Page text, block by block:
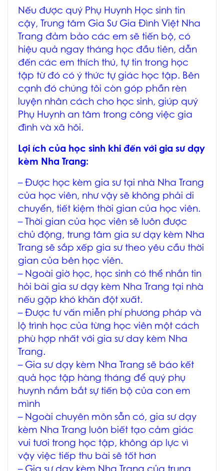
Nếu được quý Phụ Huynh Học sinh tin
cậy, Trung tâm Gia Sư Gia Đình Việt Nha
Trang đảm bảo các em sẽ tiến bộ, có
hiệu quả ngay tháng học đầu tiên, dẫn
đến các em thích thú, tự tin trong học
tập từ đó có ý thức tự giác học tập. Bên
cạnh đó chúng tôi còn góp phần rèn
luyện nhân cách cho học sinh, giúp quý
Phụ Huynh an tâm trong công việc gia
đình và xã hôi.
Lợi ích của học sinh khi đến với gia sư dạy
kèm Nha Trang:
– Được học kèm gia sư tại nhà Nha Trang
của học viên, như vậy sẽ không phải di
chuyển, tiết kiệm thời gian của học viên.
– Thời gian của học viên sẽ luôn được
chủ động, trung tâm gia sư dạy kèm Nha
Trang sẽ sắp xếp gia sư theo yêu cầu thời
gian của bên học viên.
– Ngoài giờ học, học sinh có thể nhắn tin
hỏi bài gia sư dạy kèm Nha Trang tại nhà
nếu gặp khó khăn đột xuất.
– Được tư vấn miễn phí phương pháp và
lộ trình học của từng học viên một cách
phù hợp nhất với gia sư day kèm Nha
Trang.
– Gia sư dạy kèm Nha Trang sẽ báo kết
quả học tập hàng tháng để quý phụ
huynh nắm bắt sự tiến bộ của con em
mình
– Ngoài chuyên môn sẵn có, gia sư dạy
kèm Nha Trang luôn biết tạo cảm giác
vui tươi trong học tập, không áp lực vì
vậy việc tiếp thu bài sẽ tốt hơn